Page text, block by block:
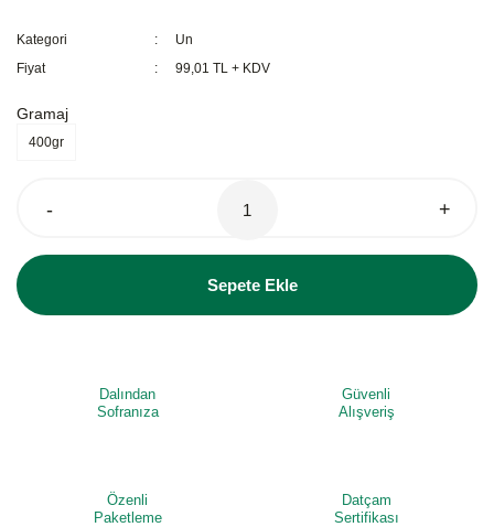
Kategori
Un
Fiyat
99,01 TL + KDV
Gramaj
400gr
- +
Sepete Ekle
Dalından
Sofranıza
Güvenli
Alışveriş
Özenli
Paketleme
Datçam
Sertifikası